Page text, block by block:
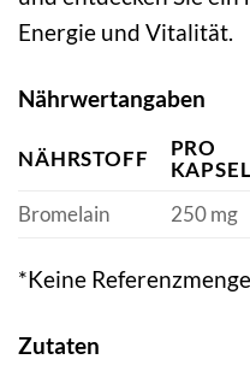
Energie und Vitalität.
Nährwertangaben
NÄHRSTOFF
PRO
KAPSEL
Bromelain
250 mg
*Keine
Zutaten